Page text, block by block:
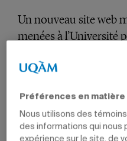
Un nouveau site web
menées à l’Université
SCIENCES HUMAINES
Préférences en matière
Nous utilisons des
des informations qui nous
expérience sur le site, de